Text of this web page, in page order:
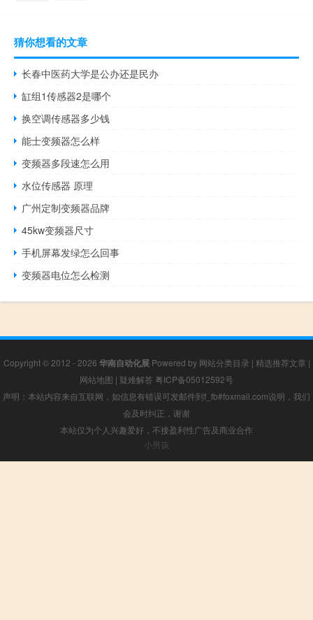
猜你想看的文章
长春中医药大学是公办还是民办
缸组1传感器2是哪个
换空调传感器多少钱
能士变频器怎么样
变频器多段速怎么用
水位传感器 原理
广州定制变频器品牌
45kw变频器尺寸
手机屏幕发绿怎么回事
变频器电位怎么检测
Copyright © 2012 - 2026 华南自动化展Powered by 网站分类目录 | 精选推荐文章 |
网站地图 | 疑难解答 粤ICP备05012592号
声明：本站内容来自互联网，如信息有错误可发邮件到f_fb#foxmail.com说明，我们
会及时纠正，谢谢
本站仅为个人兴趣爱好，不接盈利性广告及商业合作
小男孩